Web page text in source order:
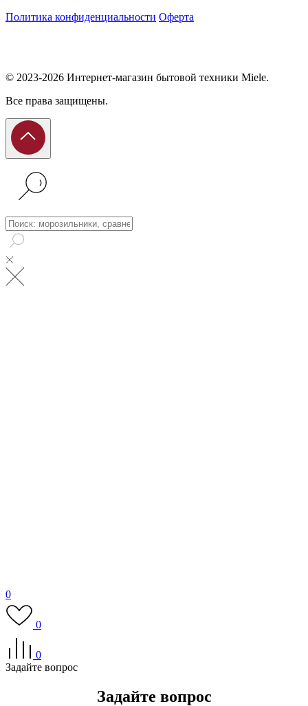
Политика конфиденциальности Оферта
© 2023-2026 Интернет-магазин бытовой техники Miele.
Все права защищены.
Поиск:
0
0
0
Задайте вопрос
Задайте вопрос